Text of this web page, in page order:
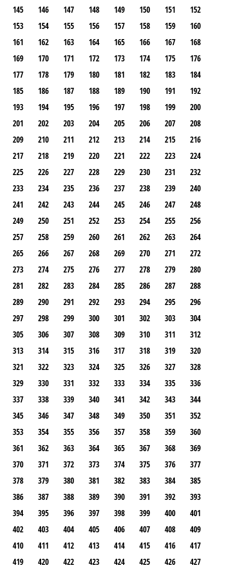
145
146 147 148 149 150 151
152
153
154 155 156 157 158 159
160
161
162 163 164 165 166 167
168
169
170 171 172 173 174 175
176
177
178 179 180 181 182 183
184
185
186 187 188 189 190 191
192
193
194 195 196 197 198 199
200
201
202 203 204 205 206 207
208
209
210 211 212 213 214 215
216
217
218 219 220 221 222 223
224
225
226 227 228 229 230 231
232
233
234 235 236 237 238 239
240
241
242 243 244 245 246 247
248
249
250 251 252 253 254 255
256
257
258 259 260 261 262 263
264
265
266 267 268 269 270 271
272
273
274 275 276 277 278 279
280
281
282 283 284 285 286 287
288
289
290 291 292 293 294 295
296
297
298 299 300 301 302 303
304
305
306 307 308 309 310 311
312
313
314 315 316 317 318 319
320
321
322 323 324 325 326 327
328
329
330 331 332 333 334 335
336
337
338 339 340 341 342 343
344
345
346 347 348 349 350 351
352
353
354 355 356 357 358 359
360
361
362 363 364 365 367 368
369
370
371 372 373 374 375 376
377
378
379 380 381 382 383 384
385
386
387 388 389 390 391 392
393
394
395 396 397 398 399 400
401
402
403 404 405 406 407 408
409
410
411 412 413 414 415 416
417
419
420 422 423 424 425 426
427